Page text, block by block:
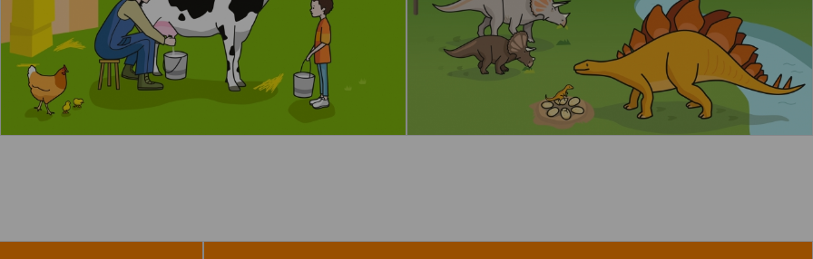
Leer más acerca de "Los animales domésticos"